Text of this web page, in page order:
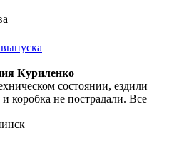
Куриленко
состоянии, ездили
коробка не пострадали. Все